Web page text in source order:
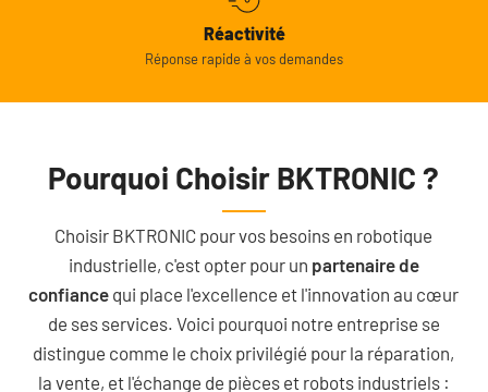
Réactivité
Réponse rapide à vos demandes
Pourquoi Choisir BKTRONIC ?
Choisir BKTRONIC pour vos besoins en robotique
industrielle, c'est opter pour un partenaire de
confiance qui place l'excellence et l'innovation au cœur
de ses services. Voici pourquoi notre entreprise se
distingue comme le choix privilégié pour la réparation,
la vente, et l'échange de pièces et robots industriels :